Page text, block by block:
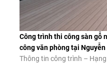
Công trình thi công sàn gỗ
công văn phòng tại Nguyễn
Thông tin công trình –